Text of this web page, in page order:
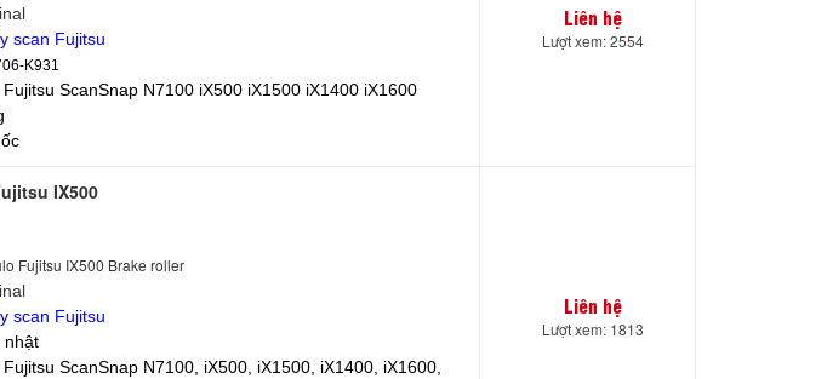
scan Fujitsu
K931
Fujitsu ScanSnap N7100 iX500 iX1500 iX1400 iX1600
Liên hệ
Lượt xem: 2554
IX500
Fujitsu IX500 Brake roller
scan Fujitsu
nhật
Fujitsu ScanSnap N7100, iX500, iX1500, iX1400, iX1600,
Liên hệ
Lượt xem: 1813